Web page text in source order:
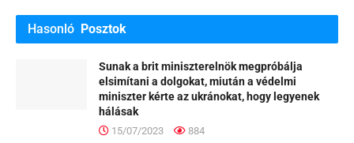
Hasonló Posztok
Sunak a brit miniszterelnök megpróbálja
elsimítani a dolgokat, miután a védelmi
miniszter kérte az ukránokat, hogy legyenek
hálásak
15/07/2023 884